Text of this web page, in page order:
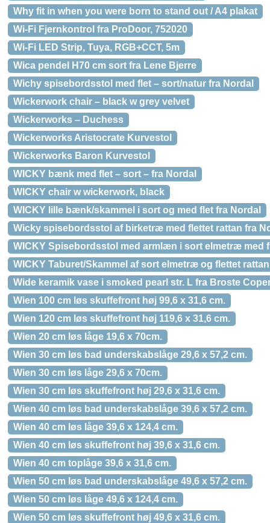
Why fit in when you were born to stand out / A4 plakat
Wi-Fi Fjernkontrol fra ProDoor, 752020
Wi-Fi LED Strip, Tuya, RGB+CCT, 5m
Wica pendel H70 cm sort fra Lene Bjerre
Wichy spisebordsstol med flet – sort/natur fra Nordal
Wickerwork chair – black w grey velvet
Wickerworks – Duchess
Wickerworks Aristocrate Kurvestol
Wickerworks Baron Kurvestol
WICKY bænk med flet – sort – fra Nordal
WICKY chair w wickerwork, black
WICKY lille bænk/skammel i sort og med flet fra Nordal
Wicky spisebordsstol af birketræ med flettet rattan fra
WICKY Spisebordsstol med armlæn i sort elmetræ med
WICKY Taburet/Skammel af sort elmetræ og flettet
Wide keramik vase i smoked pearl str. L fra Broste
Wien 100 cm løs skuffefront høj 99,6 x 31,6 cm.
Wien 120 cm løs skuffefront høj 119,6 x 31,6 cm.
Wien 20 cm løs låge 19,6 x 70cm.
Wien 30 cm løs bad underskabslåge 29,6 x 57,2 cm.
Wien 30 cm løs låge 29,6 x 70cm.
Wien 30 cm løs skuffefront høj 29,6 x 31,6 cm.
Wien 40 cm løs bad underskabslåge 39,6 x 57,2 cm.
Wien 40 cm løs låge 39,6 x 124,4 cm.
Wien 40 cm løs skuffefront høj 39,6 x 31,6 cm.
Wien 40 cm toplåge 39,6 x 31,6 cm.
Wien 50 cm løs bad underskabslåge 49,6 x 57,2 cm.
Wien 50 cm løs låge 49,6 x 124,4 cm.
Wien 50 cm løs skuffefront høj 49,6 x 31,6 cm.